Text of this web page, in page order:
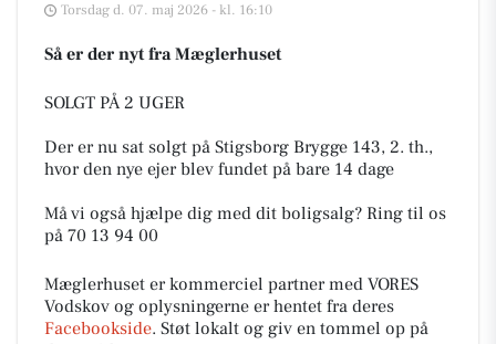
Torsdag d. 07. maj 2026 - kl. 16:10
Så er der nyt fra Mæglerhuset
SOLGT PÅ 2 UGER
Der er nu sat solgt på Stigsborg Brygge 143, 2. th.,
hvor den nye ejer blev fundet på bare 14 dage
Må vi også hjælpe dig med dit boligsalg? Ring til os
på 70 13 94 00
Mæglerhuset er kommerciel partner med VORES
Vodskov og oplysningerne er hentet fra deres
Facebookside. Støt lokalt og giv en tommel op på